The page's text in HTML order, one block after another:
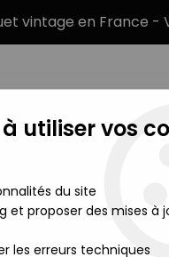
vintage en France
PRODUIT
utiliser vos
du site
et proposer des mises à
les erreurs techniques